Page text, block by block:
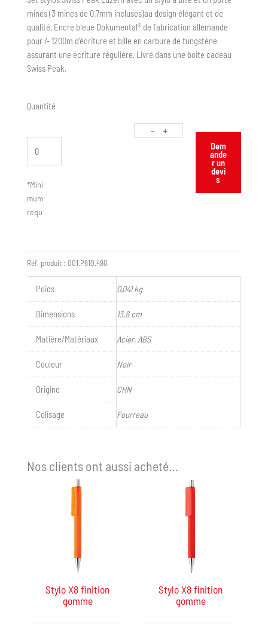
mines (3 mines de 0.7mm incluses)au design élégant et de
qualité. Encre bleue Dokumental® de fabrication allemande
pour /- 1200m d’écriture et bille en carbure de tungstène
assurant une écriture régulière. Livré dans une boite cadeau
Swiss Peak.
Quantité
*Mini
mum
requ
- +
Dem
ande
r un
devi
s
Réf. produit : 001.P610.490
Poids 0,041 kg
Dimensions 13,8 cm
Matière/Matériaux Acier, ABS
Couleur Noir
Origine CHN
Colisage Fourreau
Nos clients ont aussi acheté…
Stylo X8 finition
gomme
Stylo X8 finition
gomme